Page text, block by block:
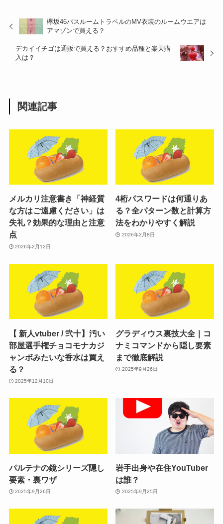
欅坂46バスルームトラベルのMV衣装のルームウエアは
アマゾンで買える？
デカイイチゴは通販で買える？おすすめ品種と楽天購
入は？
関連記事
メルカリ注意書き「神経質
な方はご遠慮ください」は
失礼？効果的な理由と注意
点
2026年2月12日
4桁パスワードは何通りあ
る？全パターン数と計算方
法をわかりやすく解説
2026年2月8日
【 新人vtuber / 弐十】汚い
部屋選手権チョコモナカジ
ャンボみたいな香水は買え
る？
2025年12月10日
グラディウス裏技大全｜コ
ナミコマンドから隠し要素
まで徹底解説
2025年9月26日
パルテナの鏡シリーズ隠し
要素・裏ワザ
2025年9月26日
岩手出身や在住YouTuber
は誰？
2025年9月25日